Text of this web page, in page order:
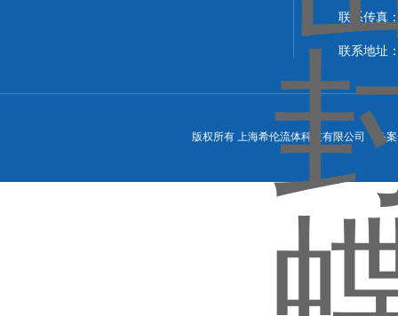
联系传真
联系地址
版权所有 上海希伦流体科技有限公司 备